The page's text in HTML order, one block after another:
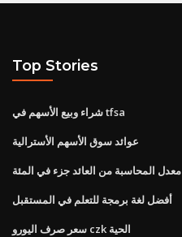
Top Stories
شراء وبيع الأسهم في tfsa
عوائد سوق الأسهم الأسترالية
معدل المحاسبة من العائد جزء في المئة
أفضل لغة برمجة للتعلم في المستقبل
سعر صرف اليورو czk الحية